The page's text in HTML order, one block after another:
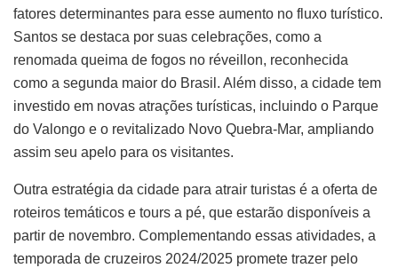
fatores determinantes para esse aumento no fluxo turístico.
Santos se destaca por suas celebrações, como a
renomada queima de fogos no réveillon, reconhecida
como a segunda maior do Brasil. Além disso, a cidade tem
investido em novas atrações turísticas, incluindo o Parque
do Valongo e o revitalizado Novo Quebra-Mar, ampliando
assim seu apelo para os visitantes.
Outra estratégia da cidade para atrair turistas é a oferta de
roteiros temáticos e tours a pé, que estarão disponíveis a
partir de novembro. Complementando essas atividades, a
temporada de cruzeiros 2024/2025 promete trazer pelo